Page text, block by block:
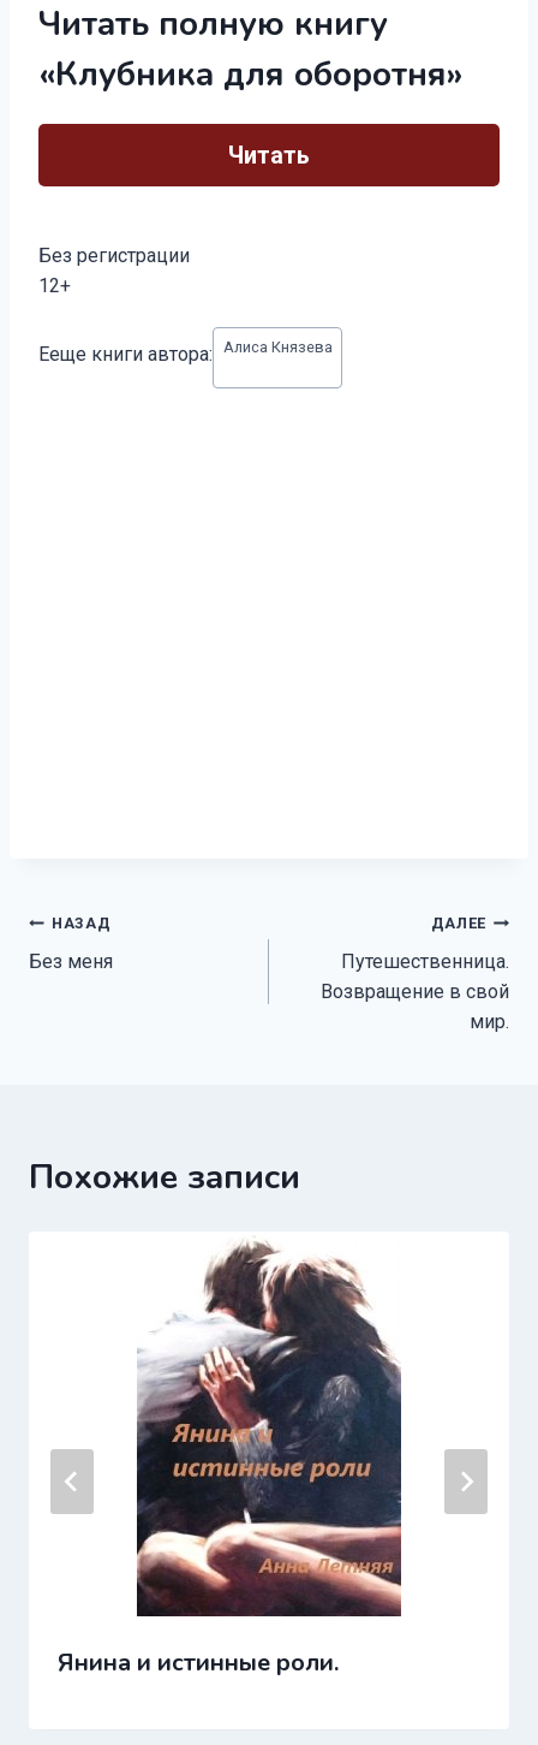
Читать полную книгу
«Клубника для оборотня»
Читать
Без регистрации
12+
записи:
Ееще книги автора: Алиса Князева
Навигация
по
НАЗАД
Без меня
ДАЛЕЕ
Путешественница.
Возвращение в свой
мир.
Похожие записи
Янина и истинные роли.